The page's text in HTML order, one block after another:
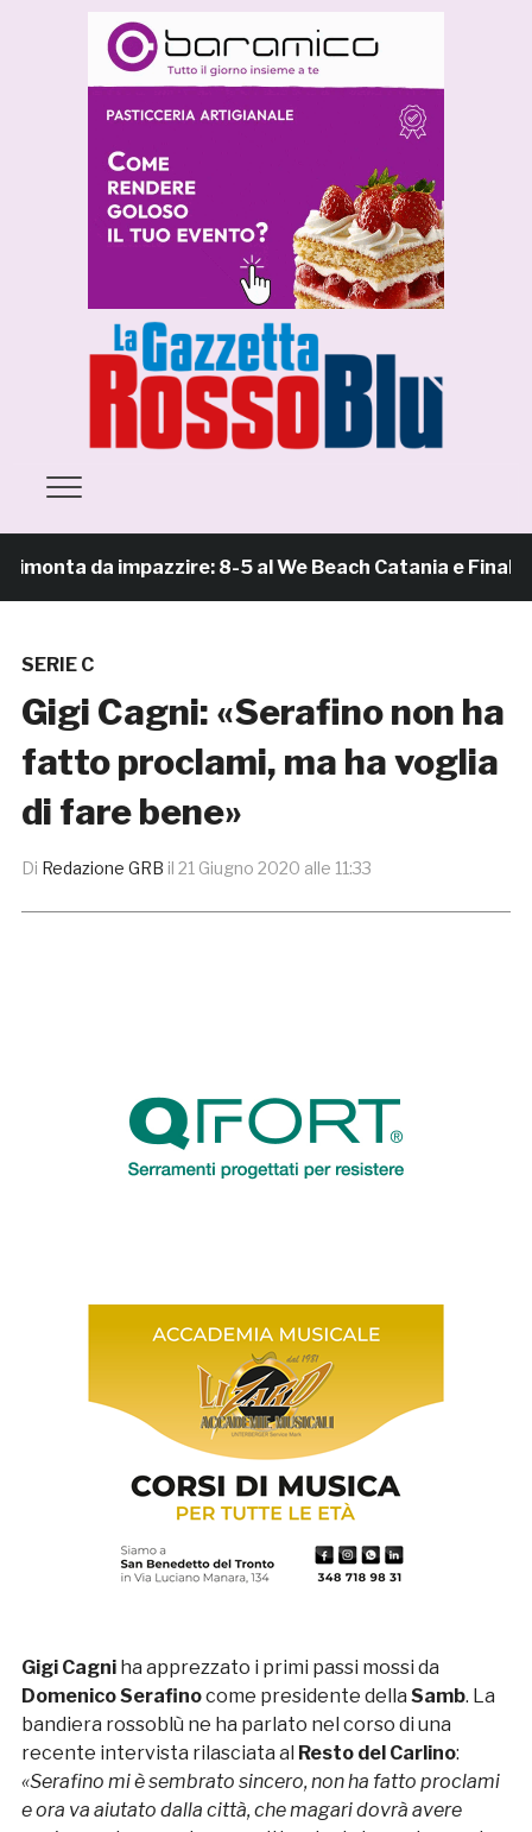
da impazzire: 8-5 al We Beach Catania e Finale
SERIE C
Gigi Cagni: «Serafino non ha
fatto proclami, ma ha voglia
di fare bene»
Di Redazione GRB il 21 Giugno 2020 alle 11:33
Gigi Cagniha apprezzato i primi passi mossi da
Domenico Serafinocome presidente della Samb. La
bandiera rossoblù ne ha parlato nel corso di una
recente intervista rilasciata al Resto del Carlino:
«Serafino mi è sembrato sincero, non ha fatto proclami
e ora va aiutato dalla città, che magari dovrà avere